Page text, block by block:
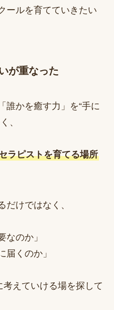
ールを育てていきたい
が重なった
誰かを癒す力」を“手に
、
ラピストを育てる場所
だけではなく、
なのか」
届くのか」
考えていける場を探して